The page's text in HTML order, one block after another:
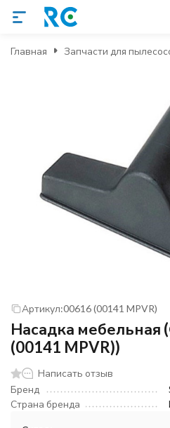
Главная Запчасти для
Артикул:00616 (00141 MPVR)
Насадка мебельная
(00141 MPVR))
Написать отзыв
Бренд
Страна бренда